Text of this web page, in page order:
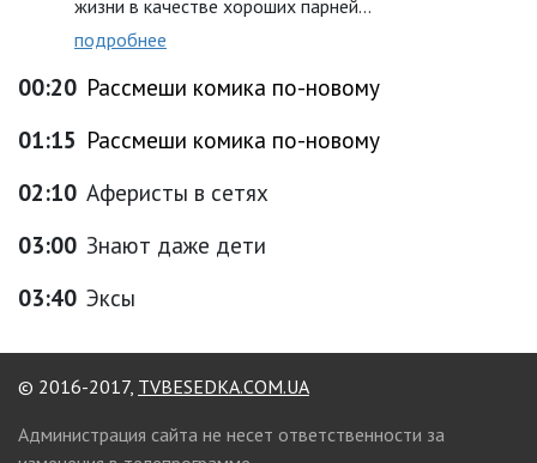
жизни в качестве хороших парней…
подробнее
00:20 Рассмеши комика по-новому
01:15 Рассмеши комика по-новому
02:10 Аферисты в сетях
03:00 Знают даже дети
03:40 Эксы
© 2016-2017, TVBESEDKA.COM.UA
Администрация сайта не несет ответственности за